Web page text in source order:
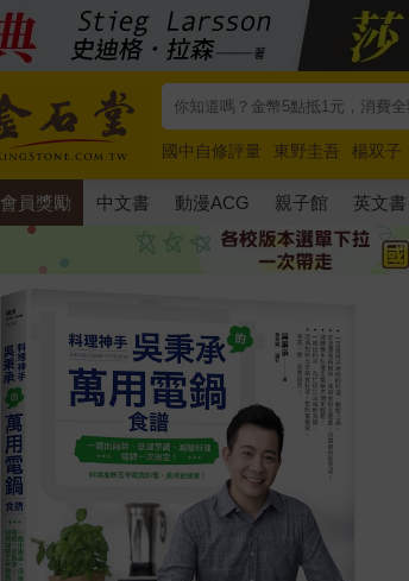
國中自修評量 東野圭吾 楊双子
唯紅花綻放
奧德賽 路邊攤新作
會員獎勵 中文書 動漫ACG 親子館 英文書